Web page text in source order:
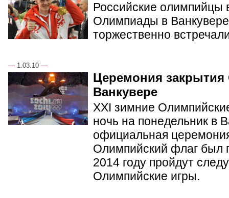
Российские олимпийцы
Олимпиады в
торжественно
— 1.03.10 —
Церемония
Ванкувере
XXI зимние
ночь на понедельник в
официальная
Олимпийский флаг был
2014 году пройдут
Олимпийские игры.